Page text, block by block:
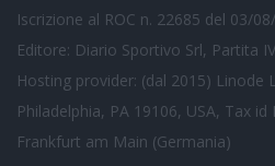
Iscrizione al ROC n. 22685 del 03/
Editore: Diario Sportivo Srl, Partita
Hosting provider: (dal 2015) Linode
Philadelphia, PA 19106, USA, Tax
Frankfurt am Main (Germania)